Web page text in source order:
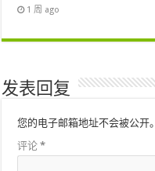
1 周 ago
发表回复
您的电子邮箱地址不会被公开。
评论*